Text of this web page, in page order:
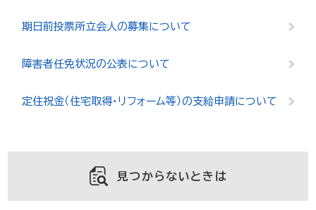
期日前投票所立会人の募集について
障害者任免状況の公表について
定住祝金（住宅取得・リフォーム等）の支給申請について
見つからないときは